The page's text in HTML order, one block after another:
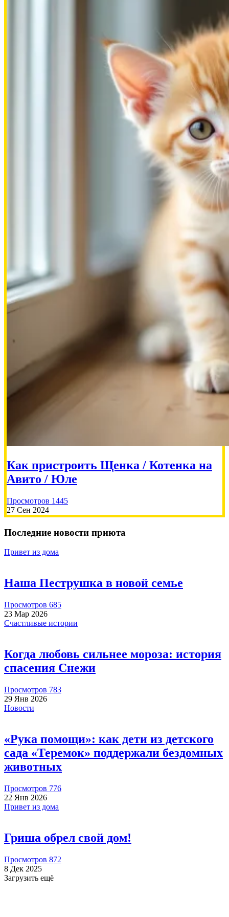
7500.00 RUB
2026-07-09
2026-07-09
2000.00 RUB
Сбор на вакцины кошкам 21000🙏
50.00 RUB
Алина Тюкалевская 2026-06-29
Пожертвовать
500.00 RUB
Елена
Пожертвовать
500.00 RUB
🆘️СБОР на 25 ЩЕНКОВ🔺️Стерилизацию 6 собак🆘️
Татьяна М
Пожертвовать
Как пристроить Щенка / Котенка на
Авито / Юле
Просмотров 1445
27 Сен 2024
Последние новости приюта
Привет из дома
Наша Пеструшка в новой семье
Просмотров 685
23 Мар 2026
Счастливые истории
Когда любовь сильнее мороза: история
спасения Снежи
Просмотров 783
29 Янв 2026
Новости
«Рука помощи»: как дети из детского
сада «Теремок» поддержали бездомных
животных
Просмотров 776
22 Янв 2026
Привет из дома
Гриша обрел свой дом!
Просмотров 872
8 Дек 2025
Загрузить ещё